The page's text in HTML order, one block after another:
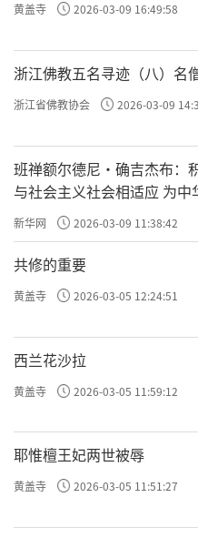
黄盖寺 2026-03-09 16:49:58
浙江佛教五名寻迹（八）
浙江省佛教协会 2026-03-09
班禅额尔德尼·确吉杰布：
与社会主义社会相适应 为中
兴贡献力量
新华网 2026-03-09 11:38:42
共修的重要
黄盖寺 2026-03-05 12:24:51
西兰花沙拉
黄盖寺 2026-03-05 11:59:12
耶惟檀王妃两世被辱
黄盖寺 2026-03-05 11:51:27